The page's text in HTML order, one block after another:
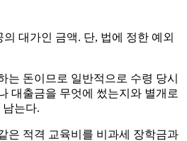
의 대가인 금액. 단, 법에 정한 예외
는 돈이므로 일반적으로 수령 당시
대출금을 무엇에 썼는지와 별개로
는다.
은 적격 교육비를 비과세 장학금과